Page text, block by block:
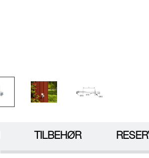
TILBEHØR